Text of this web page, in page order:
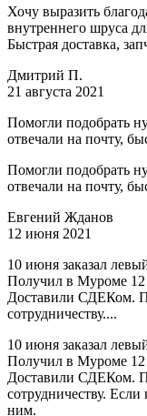
Хочу выразить
внутреннего шруса
Быстрая доставка,
Дмитрий П.
21 августа 2021
Помогли подобрать
отвечали на почту,
Помогли подобрать
отвечали на почту,
Евгений Жданов
12 июня 2021
10 июня заказал
Получил в Муроме 12
Доставили СДЕКом.
сотрудничеству....
10 июня заказал
Получил в Муроме 12
Доставили СДЕКом.
сотрудничеству.
ним.